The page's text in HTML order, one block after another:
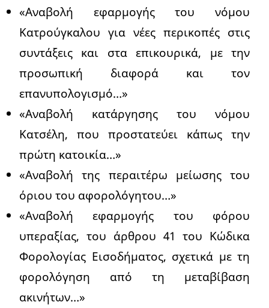
«Αναβολή εφαρμογής του νόμου
Κατρούγκαλου για νέες περικοπές στις
συντάξεις και στα επικουρικά, με την
προσωπική διαφορά και τον
επανυπολογισμό…»
«Αναβολή κατάργησης του νόμου
Κατσέλη, που προστατεύει κάπως την
πρώτη κατοικία…»
«Αναβολή της περαιτέρω μείωσης του
όριου του αφορολόγητου…»
«Αναβολή εφαρμογής του φόρου
υπεραξίας, του άρθρου 41 του Κώδικα
Φορολογίας Εισοδήματος, σχετικά με τη
φορολόγηση από τη μεταβίβαση
ακινήτων…»